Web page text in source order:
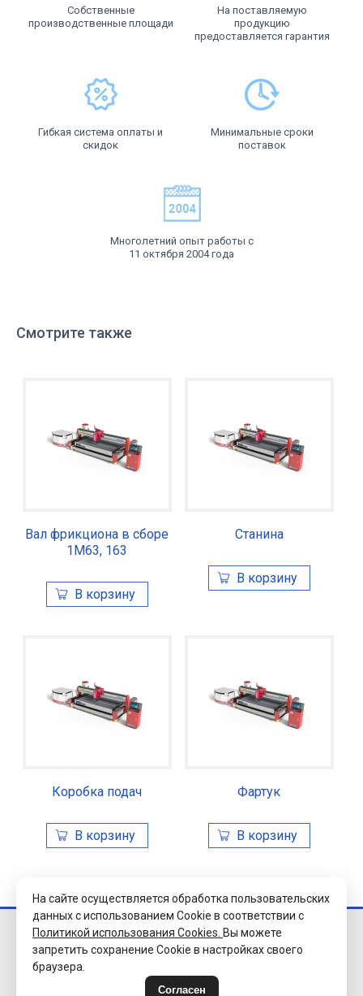
Собственные
производственные площади
На поставляемую
продукцию
предоставляется гарантия
Гибкая система оплаты и
скидок
Минимальные сроки
поставок
Многолетний опыт работы с
11 октября 2004 года
Смотрите также
Вал фрикциона в сборе
1М63, 163
Станина
Коробка подач Фартук
© 2026 Завод
«Уралэлектромуфта»
г.Челябинск.
На сайте осуществляется обработка пользовательских
данных с использованием Cookie в соответствии с
Политикой использования Cookies. Вы можете
запретить сохранение Cookie в настройках своего
браузера.
Согласен